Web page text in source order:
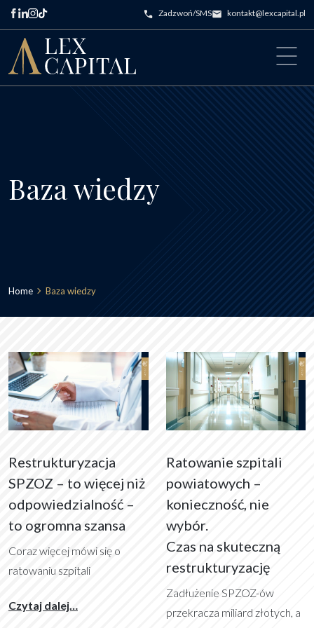
Przejdź do treści Zadzwoń/SMS kontakt@lexcapital.pl
Main Navigation
Baza wiedzy
Home Baza wiedzy
Restrukturyzacja
SPZOZ – to więcej niż
odpowiedzialność –
to ogromna szansa
Coraz więcej mówi się o
ratowaniu szpitali
wszystkim poprzez
Czytaj dalej…
Ratowanie szpitali
powiatowych –
konieczność, nie
wybór.
Czas na skuteczną
restrukturyzację
Zadłużenie SPZOZ-ów
przekracza miliard złotych, a